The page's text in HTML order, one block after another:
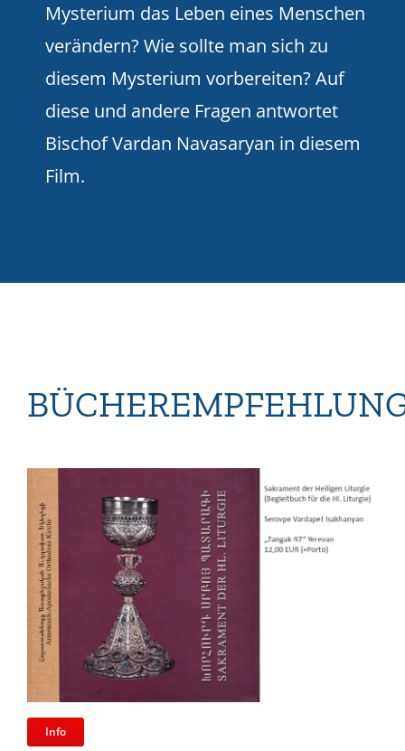
Mysterium das Leben eines Menschen
verändern? Wie sollte man sich zu
diesem Mysterium vorbereiten? Auf
diese und andere Fragen antwortet
Bischof Vardan Navasaryan in diesem
Film.
Info